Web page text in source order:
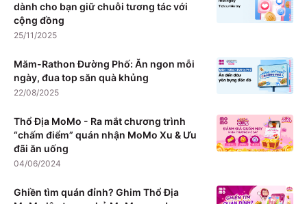
dành cho bạn giữ chuỗi tương tác với
cộng đồng
25/11/2025
Măm-Rathon Đường Phố: Ăn ngon mỗi
ngày, đua top săn quà khủng
22/08/2025
Thổ Địa MoMo - Ra mắt chương trình
“chấm điểm” quán nhận MoMo Xu & Ưu
đãi ăn uống
04/06/2024
Ghiền tìm quán đỉnh? Ghim Thổ Địa